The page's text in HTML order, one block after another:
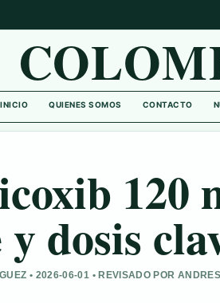
INICIO QUIENES SOMOS CONTACTO
120
dosis
• 2026-06-01 • REVISADO POR